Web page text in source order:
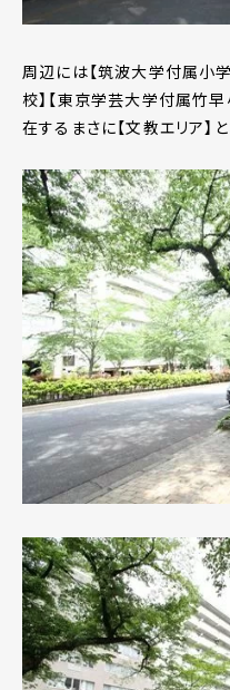
周辺には【筑波大学付属小
校】【東京学芸大学付属竹
在するまさに【文教エリア】と